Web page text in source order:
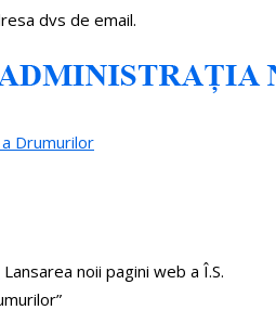
dvs de email.
Drumurilor
Lansarea noii pagini web a Î.S.